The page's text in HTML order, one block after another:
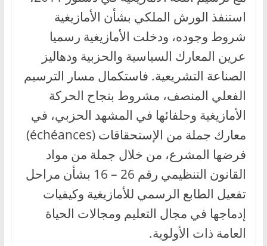
استنفذ الورش الملكي بشأن الأمازيغية
شروط وجوده، ودخلت الأمازيغية رسميا
عرين المعارك السياسية والحزبية ودهاليز
الصناعة التشريعية. فاستكمال مسار الترسيم
الفعلي المنصف، مشروط بنجاح الحركة
الأمازيغية وحلفائها في المشهد الحزبي، في
معارك جملة من الإستحقاقات (échéances)
فرضها المشرع، من خلال جملة من مواد
القانون التنظيمي رقم 26 – 16 بشأن مراحل
تفعيل الطابع الرسمي للأمازيغية وكيفيات
إدماجها في مجال التعليم ومجالات الحياة
العامة ذات الأولوية.